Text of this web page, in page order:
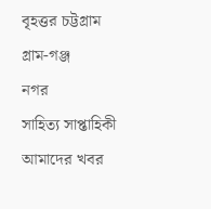
বৃহত্তর চট্টগ্রাম
গ্রাম-গঞ্জ
নগর
সাহিত্য সাপ্তাহিকী
আমাদের খবর